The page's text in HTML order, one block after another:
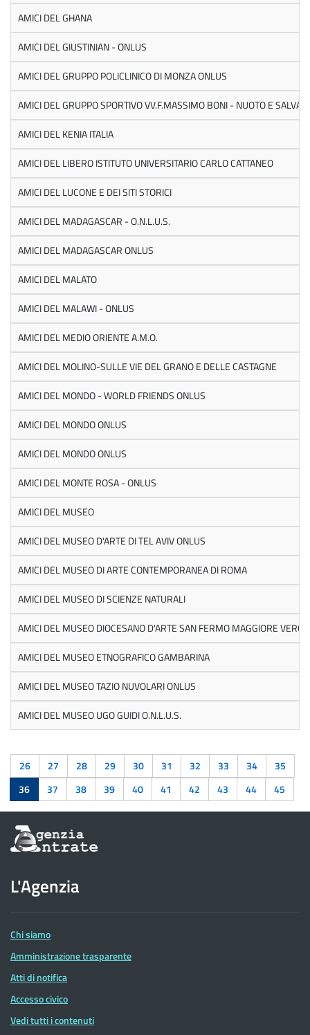
AMICI DEL GHANA
AMICI DEL GIUSTINIAN - ONLUS
AMICI DEL GRUPPO POLICLINICO DI MONZA ONLUS
AMICI DEL GRUPPO SPORTIVO VV.F.MASSIMO BONI - NUOTO E
AMICI DEL KENIA ITALIA
AMICI DEL LIBERO ISTITUTO UNIVERSITARIO CARLO CATTANEO
AMICI DEL LUCONE E DEI SITI STORICI
AMICI DEL MADAGASCAR - O.N.L.U.S.
AMICI DEL MADAGASCAR ONLUS
AMICI DEL MALATO
AMICI DEL MALAWI - ONLUS
AMICI DEL MEDIO ORIENTE A.M.O.
AMICI DEL MOLINO-SULLE VIE DEL GRANO E DELLE CASTAGNE
AMICI DEL MONDO - WORLD FRIENDS ONLUS
AMICI DEL MONDO ONLUS
AMICI DEL MONDO ONLUS
AMICI DEL MONTE ROSA - ONLUS
AMICI DEL MUSEO
AMICI DEL MUSEO D'ARTE DI TEL AVIV ONLUS
AMICI DEL MUSEO DI ARTE CONTEMPORANEA DI ROMA
AMICI DEL MUSEO DI SCIENZE NATURALI
AMICI DEL MUSEO DIOCESANO D'ARTE SAN FERMO MAGGIORE
AMICI DEL MUSEO ETNOGRAFICO GAMBARINA
AMICI DEL MUSEO TAZIO NUVOLARI ONLUS
AMICI DEL MUSEO UGO GUIDI O.N.L.U.S.
26 27 28 29 30 31 32 33 34
35
36
37 38 39 40 41 42 43 44 45
Informazioni
sul
dell'Agenzia
delle
Entrate
L'Agenzia
Chi siamo
Amministrazione trasparente
Atti di notifica
Accesso civico
Vedi tutti i contenuti